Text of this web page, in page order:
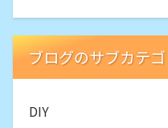
ブログのサブカテゴ
DIY